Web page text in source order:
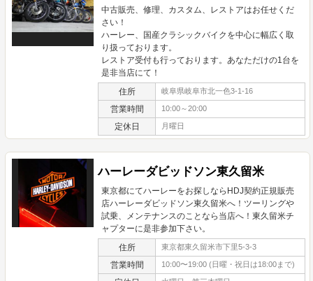
中古販売、修理、カスタム、レストアはお任せくだ
さい！
ハーレー、国産クラシックバイクを中心に幅広く取
り扱っております。
レストア受付も行っております。あなただけの1台を
是非当店にて！
住所 岐阜県岐阜市北一色3-1-16
営業時間 10:00～20:00
定休日 月曜日
ハーレーダビッドソン東久留米
東京都にてハーレーをお探しならHDJ契約正規販売
店ハーレーダビッドソン東久留米へ！ツーリングや
試乗、メンテナンスのことなら当店へ！東久留米チ
ャプターに是非参加下さい。
住所 東京都東久留米市下里5-3-3
営業時間 10:00〜19:00 (日曜・祝日は18:00まで)